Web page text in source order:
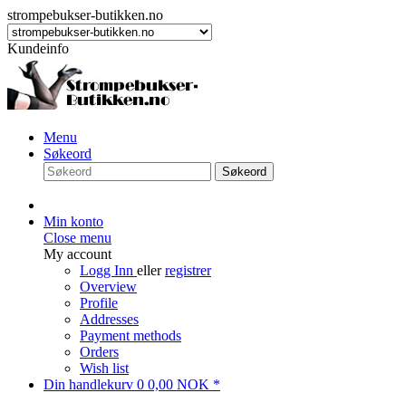
strompebukser-butikken.no
Kundeinfo
Menu
Søkeord
Søkeord
Min konto
Close menu
My account
Logg Inn ellerregistrer
Overview
Profile
Addresses
Payment methods
Orders
Wish list
Din handlekurv 0 0,00 NOK *